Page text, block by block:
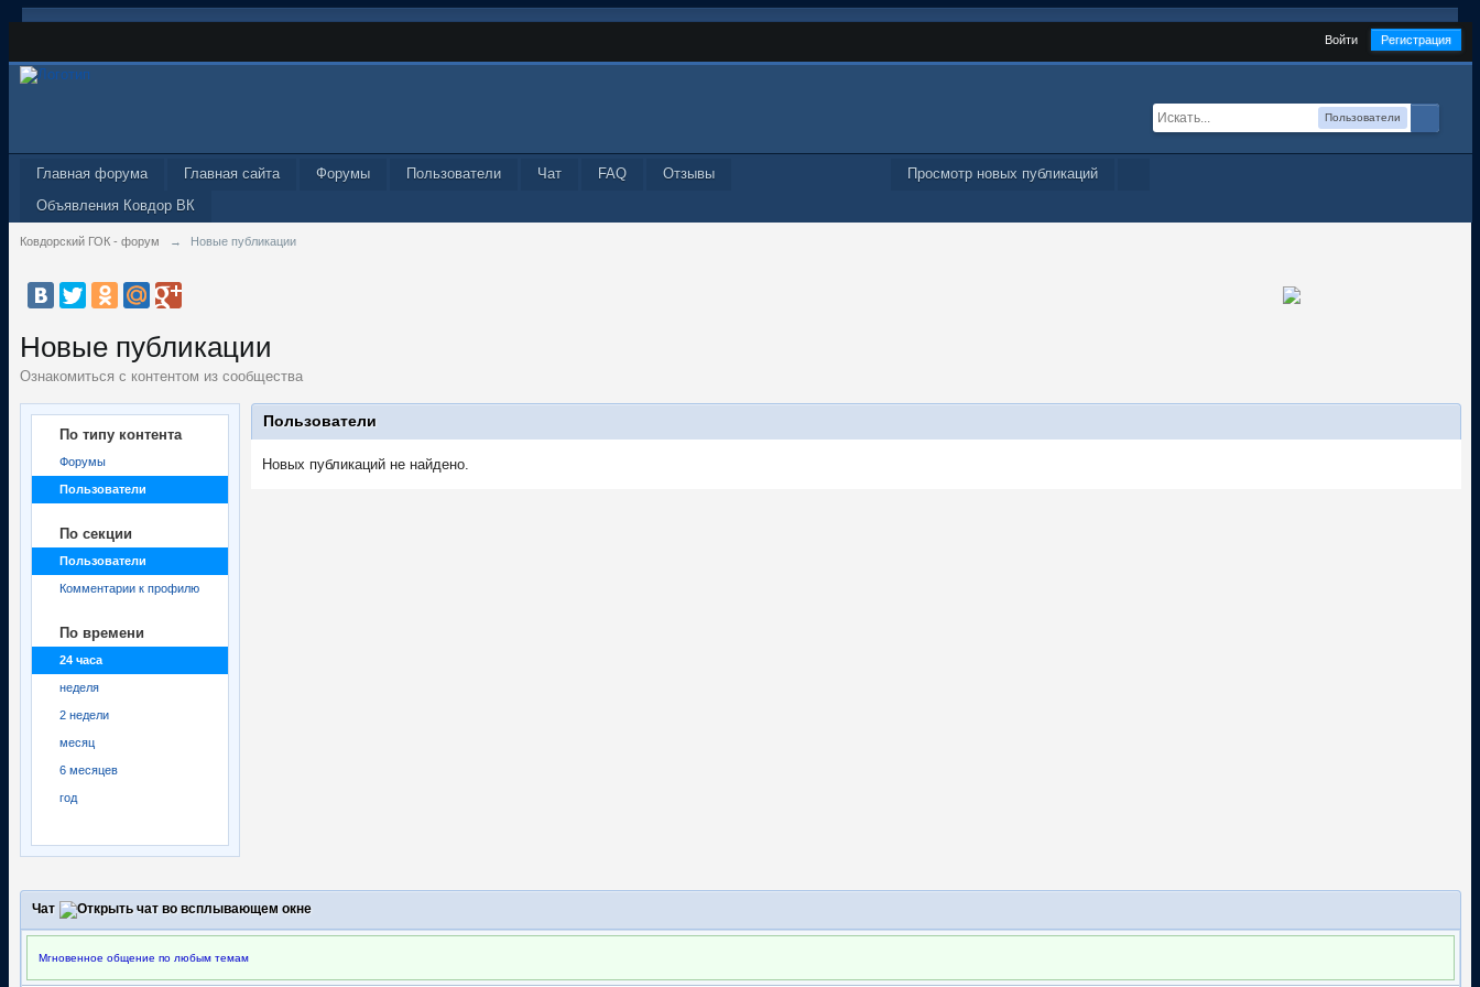
Войти Регистрация
Пользователи
Просмотр новых публикаций
Главная форума Главная сайта Форумы Пользователи Чат FAQ
Отзывы
Объявления Ковдор ВК
Ковдорский ГОК - форум → Новые публикации
Новые публикации
Ознакомиться с контентом из сообщества
По типу контента
Форумы
Пользователи
По секции
Пользователи
Комментарии к профилю
По времени
24 часа
неделя
2 недели
месяц
6 месяцев
год
Пользователи
Новых публикаций не найдено.
Чат
Мгновенное общение по любым темам